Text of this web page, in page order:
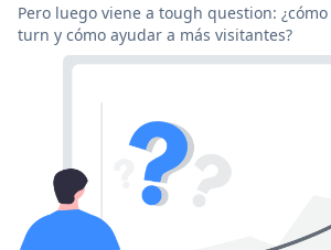
Pero luego viene a tough question:
turn y cómo ayudar a más visitantes?